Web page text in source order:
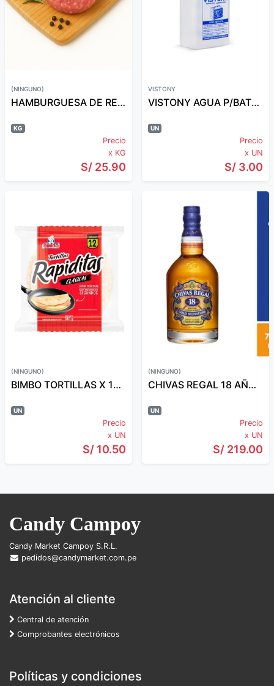
(NINGUNO)
HAMBURGUESA DE RES PREMIUM CANDY X KG
KG
Precio
x KG
S/ 25.90
VISTONY
VISTONY AGUA P/BATERIAS 1 LT
UN
Precio
x UN
S/ 3.00
(NINGUNO)
BIMBO TORTILLAS X 12 UND
UN
Precio
x UN
S/ 10.50
(NINGUNO)
CHIVAS REGAL 18 AÑOS 750 ML
UN
Precio
x UN
S/ 219.00
Candy Campoy
Candy Market Campoy S.R.L.
pedidos@candymarket.com.pe
Atención al cliente
Central de atención
Comprobantes electrónicos
Políticas y condiciones